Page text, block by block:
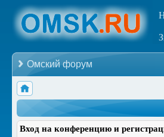
Омский форум
Вход на конференцию и